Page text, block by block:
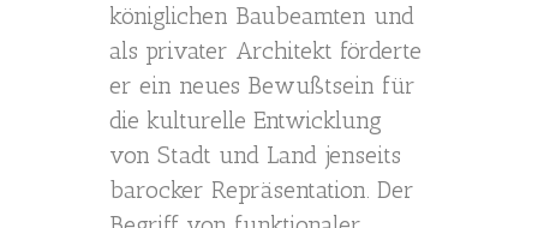
königlichen Baubeamten und
als privater Architekt förderte
er ein neues Bewußtsein für
die kulturelle Entwicklung
von Stadt und Land jenseits
barocker Repräsentation. Der